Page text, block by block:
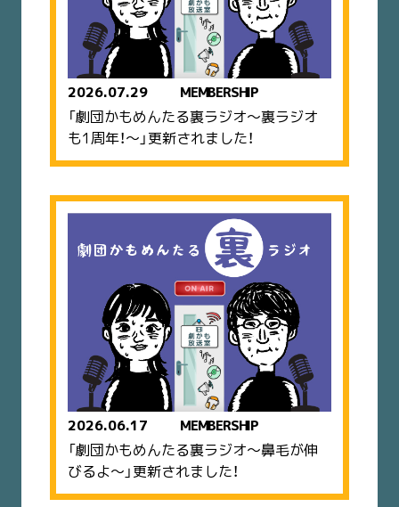
2026.07.29 MEMBERSHIP
「劇団かもめんたる裏ラジオ〜裏ラジオ
も1周年！〜」更新されました！
2026.06.17 MEMBERSHIP
「劇団かもめんたる裏ラジオ〜鼻毛が伸
びるよ〜」更新されました！